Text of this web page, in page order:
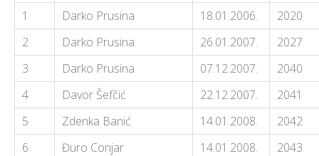
1
Darko Prusina 18.01.2006.
2020
2
Darko Prusina 26.01.2007.
2027
3
Darko Prusina 07.12.2007.
2040
4
Davor Šefčić 22.12.2007.
2041
5
Zdenka Banić 14.01.2008.
2042
6
Đuro Conjar 14.01.2008.
2043